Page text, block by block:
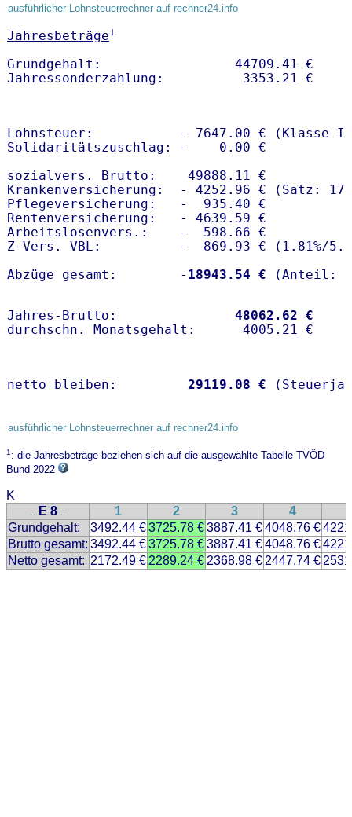
ausführlicher Lohnsteuerrechner auf rechner24.info
Jahresbeträge1
Grundgehalt:                 44709.41 €
Lohnsteuer:           - 7647.00 € (Klasse I)
Solidaritätszuschlag: -    0.00 €
sozialvers. Brutto:    49888.11 €
Krankenversicherung:  - 4252.96 € (Satz:
Pflegeversicherung:   -  935.40 €
Rentenversicherung:   - 4639.59 €
Arbeitslosenvers.:    -  598.66 €
Z-Vers. VBL:          -  869.93 € ( 1.81%/
Abzüge gesamt:        - 18943.54 €
Jahres-Brutto: 48062.62 €
netto bleiben: 29119.08 €
ausführlicher Lohnsteuerrechner auf rechner24.info
1: die Jahresbeträge beziehen sich auf die ausgewählte Tabelle TVÖD
Bund 2022
K
.. E 8 .. 1 2 3 4
Grundgehalt:
3492.44 €3725.78 €3887.41 €4048.76 €
Brutto gesamt: 3492.44 €3725.78 €3887.41 €4048.76 €
Netto gesamt: 2172.49 € 2289.24 € 2368.98 € 2447.74 €